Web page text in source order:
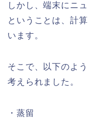
しかし、端末にニ
ということは、計
います。
そこで、以下のよ
考えられました。
・蒸留